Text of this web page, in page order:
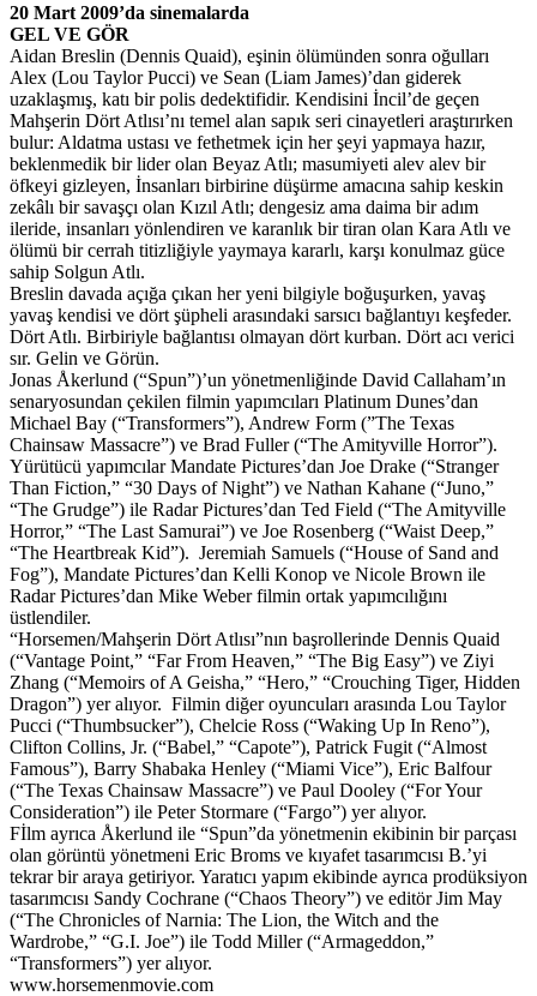
20 Mart 2009’da sinemalarda
GEL VE GÖR
Aidan Breslin (Dennis Quaid), eşinin ölümünden sonra oğulları
Alex (Lou Taylor Pucci) ve Sean (Liam James)’dan giderek
uzaklaşmış, katı bir polis dedektifidir. Kendisini İncil’de geçen
Mahşerin Dört Atlısı’nı temel alan sapık seri cinayetleri araştırırken
bulur: Aldatma ustası ve fethetmek için her şeyi yapmaya hazır,
beklenmedik bir lider olan Beyaz Atlı; masumiyeti alev alev bir
öfkeyi gizleyen, İnsanları birbirine düşürme amacına sahip keskin
zekâlı bir savaşçı olan Kızıl Atlı; dengesiz ama daima bir adım
ileride, insanları yönlendiren ve karanlık bir tiran olan Kara Atlı ve
ölümü bir cerrah titizliğiyle yaymaya kararlı, karşı konulmaz güce
sahip Solgun Atlı.
Breslin davada açığa çıkan her yeni bilgiyle boğuşurken, yavaş
yavaş kendisi ve dört şüpheli arasındaki sarsıcı bağlantıyı keşfeder.
Dört Atlı. Birbiriyle bağlantısı olmayan dört kurban. Dört acı verici
sır. Gelin ve Görün.
Jonas Åkerlund (“Spun”)’un yönetmenliğinde David Callaham’ın
senaryosundan çekilen filmin yapımcıları Platinum Dunes’dan
Michael Bay (“Transformers”), Andrew Form (”The Texas
Chainsaw Massacre”) ve Brad Fuller (“The Amityville Horror”).
Yürütücü yapımcılar Mandate Pictures’dan Joe Drake (“Stranger
Than Fiction,” “30 Days of Night”) ve Nathan Kahane (“Juno,”
“The Grudge”) ile Radar Pictures’dan Ted Field (“The Amityville
Horror,” “The Last Samurai”) ve Joe Rosenberg (“Waist Deep,”
“The Heartbreak Kid”). Jeremiah Samuels (“House of Sand and
Fog”), Mandate Pictures’dan Kelli Konop ve Nicole Brown ile
Radar Pictures’dan Mike Weber filmin ortak yapımcılığını
üstlendiler.
“Horsemen/Mahşerin Dört Atlısı”nın başrollerinde Dennis Quaid
(“Vantage Point,” “Far From Heaven,” “The Big Easy”) ve Ziyi
Zhang (“Memoirs of A Geisha,” “Hero,” “Crouching Tiger, Hidden
Dragon”) yer alıyor. Filmin diğer oyuncuları arasında Lou Taylor
Pucci (“Thumbsucker”), Chelcie Ross (“Waking Up In Reno”),
Clifton Collins, Jr. (“Babel,” “Capote”), Patrick Fugit (“Almost
Famous”), Barry Shabaka Henley (“Miami Vice”), Eric Balfour
(“The Texas Chainsaw Massacre”) ve Paul Dooley (“For Your
Consideration”) ile Peter Stormare (“Fargo”) yer alıyor.
Fİlm ayrıca Åkerlund ile “Spun”da yönetmenin ekibinin bir parçası
olan görüntü yönetmeni Eric Broms ve kıyafet tasarımcısı B.’yi
tekrar bir araya getiriyor. Yaratıcı yapım ekibinde ayrıca prodüksiyon
tasarımcısı Sandy Cochrane (“Chaos Theory”) ve editör Jim May
(“The Chronicles of Narnia: The Lion, the Witch and the
Wardrobe,” “G.I. Joe”) ile Todd Miller (“Armageddon,”
“Transformers”) yer alıyor.
www.horsemenmovie.com